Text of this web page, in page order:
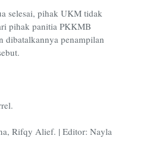
selesai, pihak UKM tidak
pihak panitia PKKMB
dibatalkannya penampilan
Rifqy Alief. | Editor: Nayla